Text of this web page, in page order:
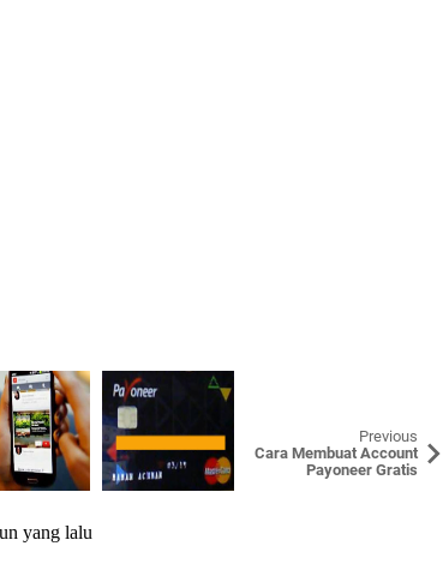
Previous
Cara Membuat Account
Payoneer Gratis